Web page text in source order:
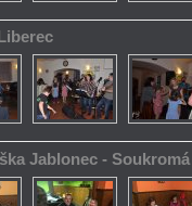
Jablonec -